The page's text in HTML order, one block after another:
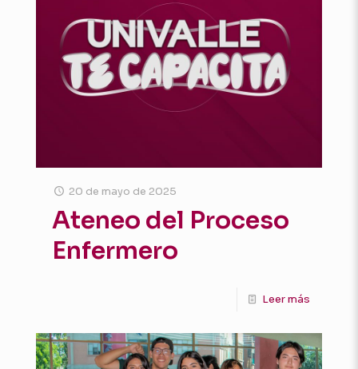
20 de mayo de 2025
Ateneo del Proceso
Enfermero
Leer más